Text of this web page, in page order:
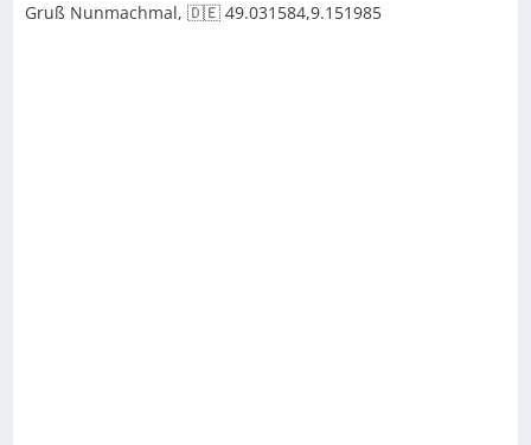
Gruß Nunmachmal, 🇩🇪 49.031584,9.151985